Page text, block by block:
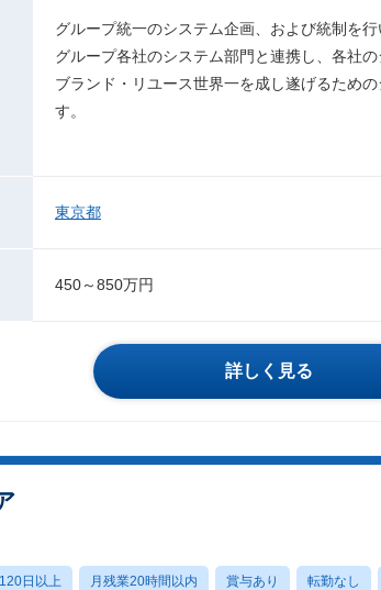
グループ統一のシステム企画、および統制を行
グループ各社のシステム部門と連携し、各社
ブランド・リユース世界一を成し遂げるため
す。
東京都
450～850万円
詳しく見る
日以上 月残業20時間以内 賞与あり 転勤なし